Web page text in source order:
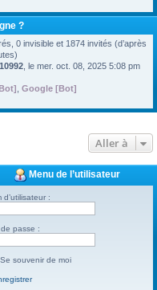
?
0 invisible et 1874 invités (d’après
10992 , le mer. oct. 08, 2025 5:08 pm
Google [Bot]
Aller à
Menu de l’utilisateur
d’utilisateur :
passe :
Se souvenir de moi